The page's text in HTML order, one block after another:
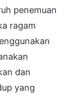
penemuan
ragam
dan
yang